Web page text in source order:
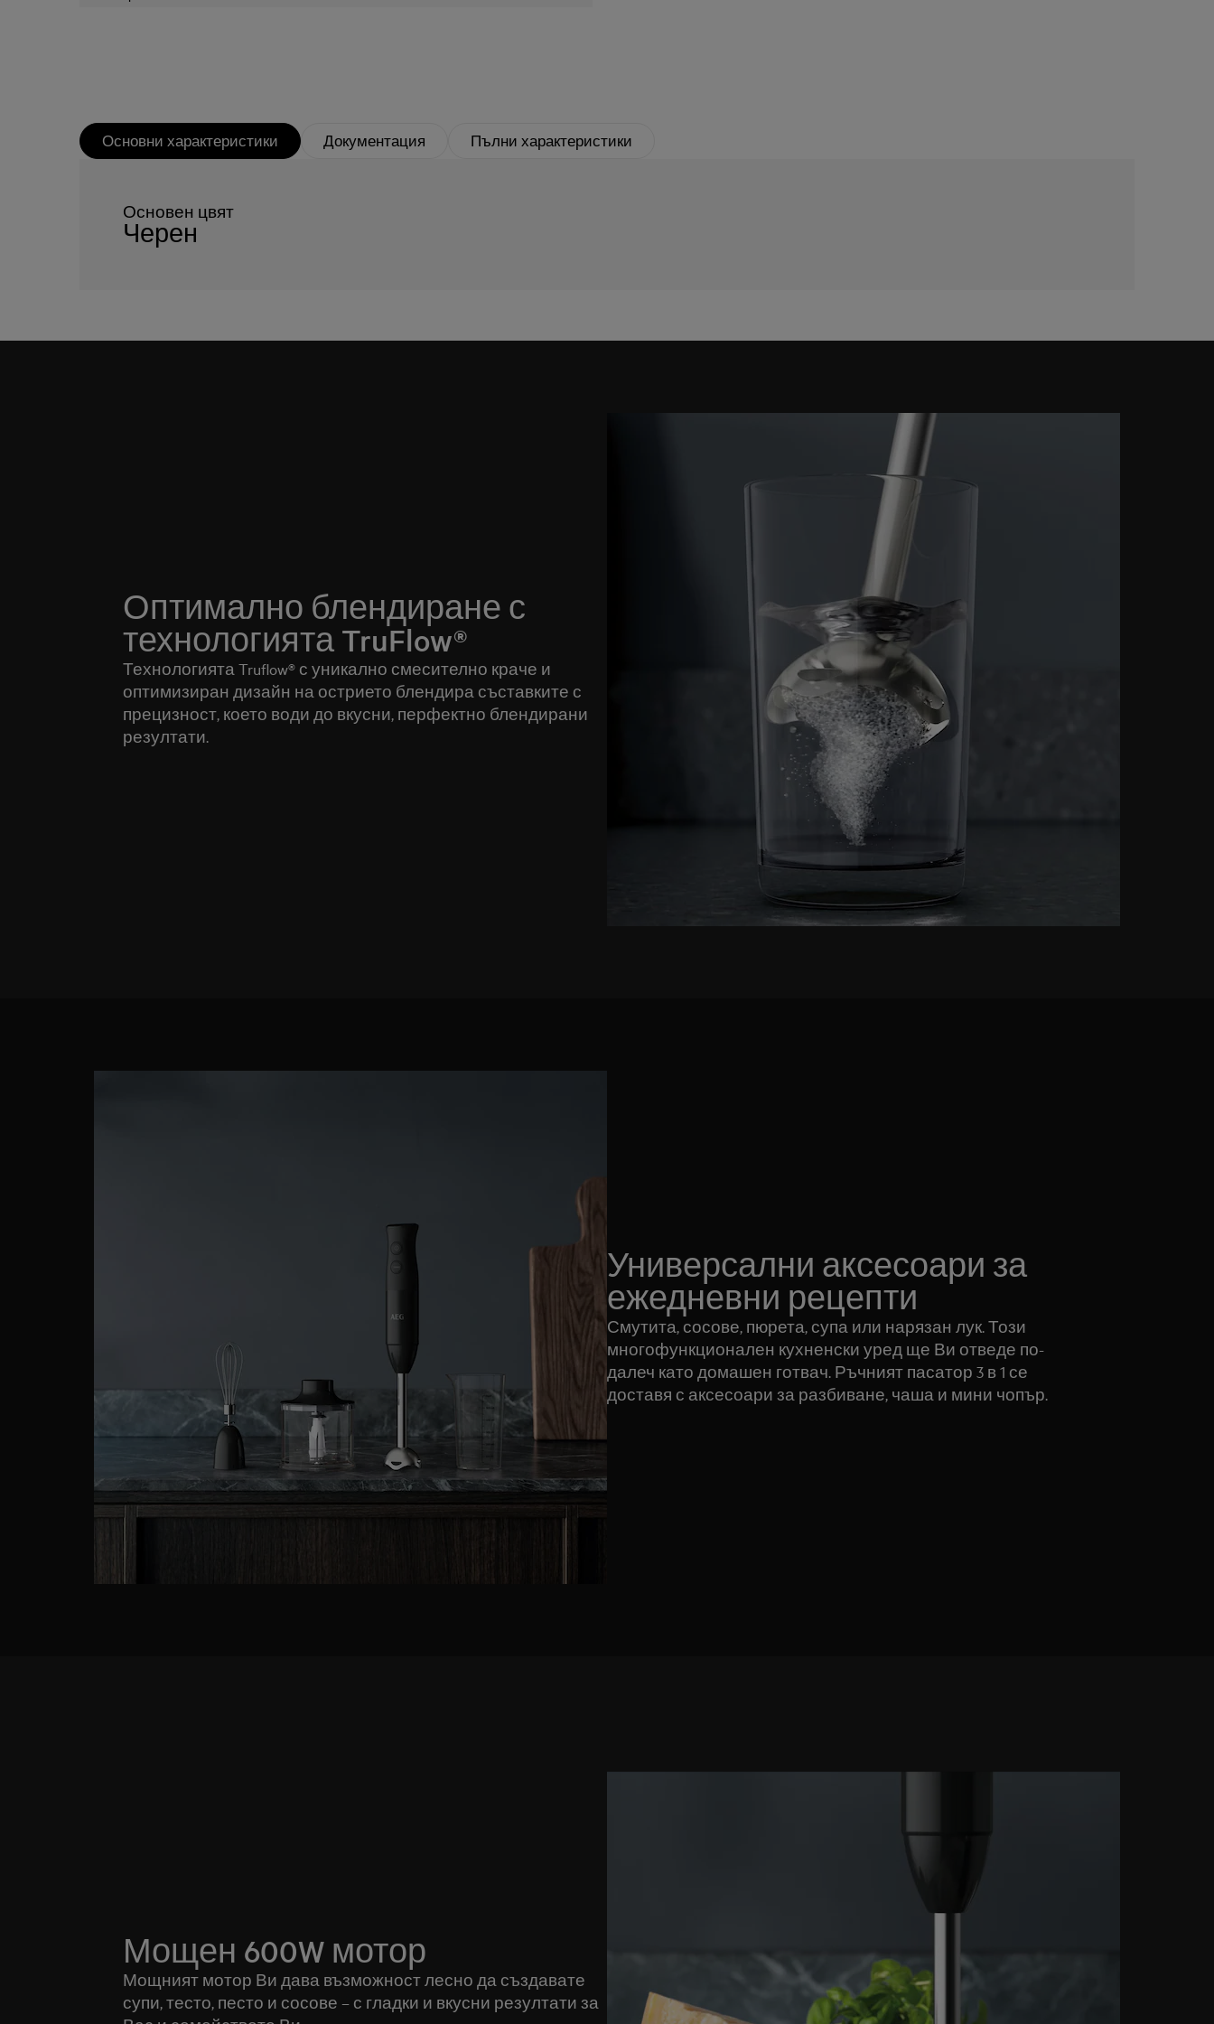
Основни характеристики Документация Пълни характеристики
Основен цвят
Черен
Оптимално блендиране с
технологията TruFlow®
Технологията Truflow® с уникално смесително краче и
оптимизиран дизайн на острието блендира съставките с
прецизност, което води до вкусни, перфектно блендирани
резултати.
Универсални аксесоари за
ежедневни рецепти
Смутита, сосове, пюрета, супа или нарязан лук. Този
многофункционален кухненски уред ще Ви отведе по-
далеч като домашен готвач. Ръчният пасатор 3 в 1 се
доставя с аксесоари за разбиване, чаша и мини чопър.
Мощен 600W мотор
Мощният мотор Ви дава възможност лесно да създавате
супи, тесто, песто и сосове – с гладки и вкусни резултати за